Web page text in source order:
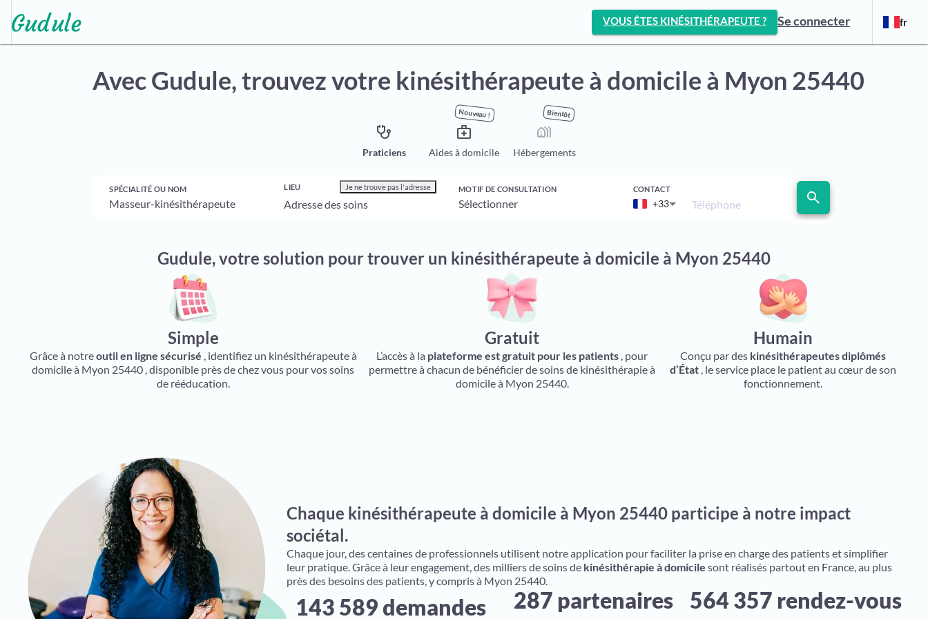
VOUS ÊTES KINÉSITHÉRAPEUTE ? Se connecter fr
Avec Gudule,trouvez votre kinésithérapeute à domicile à Myon 25440
stethoscope
Praticiens
Nouveau !
medical_services
Aides à domicile
Bientôt
holiday_village
Hébergements
SPÉCIALITÉ OU NOM LIEU Je ne trouve pas l'adresse MOTIF DE CONSULTATION CONTACT
+33 Téléphone search
Gudule, votre solution pour trouver un kinésithérapeute à domicile à Myon 25440
Simple
Grâce à notreoutil en ligne sécurisé , identifiez un kinésithérapeute à
domicile à Myon 25440 , disponible près de chez vous pour vos soins
de rééducation.
Gratuit
L’accès à la plateforme est gratuit pour les patients , pour
permettre à chacun de bénéficier de soins de kinésithérapie à
domicile à Myon 25440.
Humain
Conçu par des kinésithérapeutes diplômés
d’État , le service place le patient au cœur de son
fonctionnement.
Chaque kinésithérapeute à domicile à Myon 25440 participe à notre impact
sociétal.
Chaque jour, des centaines de professionnels utilisent notre application pour faciliter la prise en charge des patients et simplifier
leur pratique. Grâce à leur engagement, des milliers de soins de kinésithérapie à domicile sont réalisés partout en France, au plus
près des besoins des patients, y compris à Myon 25440.
143 589 demandes 287 partenaires 564 357 rendez-vous